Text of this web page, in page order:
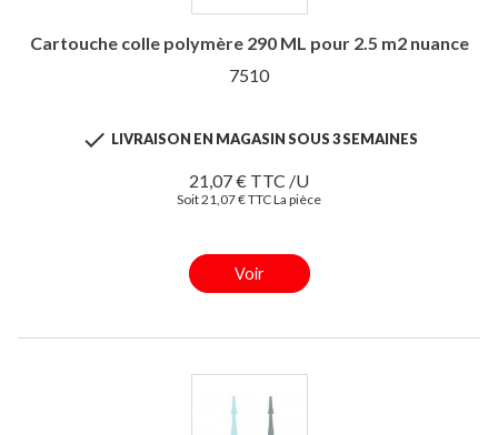
Cartouche colle polymère 290 ML pour 2.5 m2 nuance
7510
 LIVRAISON EN MAGASIN SOUS 3 SEMAINES
21,07 € TTC /U
Soit 21,07 € TTC La pièce
Voir